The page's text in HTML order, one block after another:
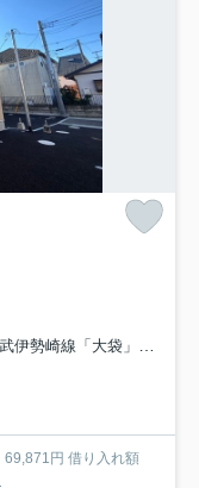
勢崎線「大袋」駅 徒歩25分